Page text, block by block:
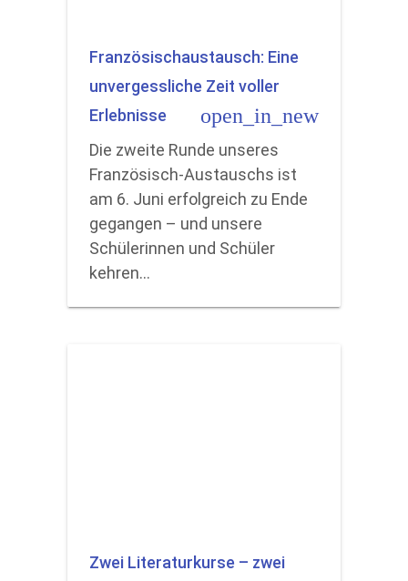
Französischaustausch: Eine
unvergessliche Zeit voller
Erlebnisse
open_in_new
Die zweite Runde unseres
Französisch-Austauschs ist
am 6. Juni erfolgreich zu Ende
gegangen – und unsere
Schülerinnen und Schüler
kehren…
Zwei Literaturkurse – zwei